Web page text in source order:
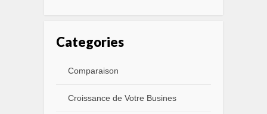
Categories
Comparaison
Croissance de Votre Busines